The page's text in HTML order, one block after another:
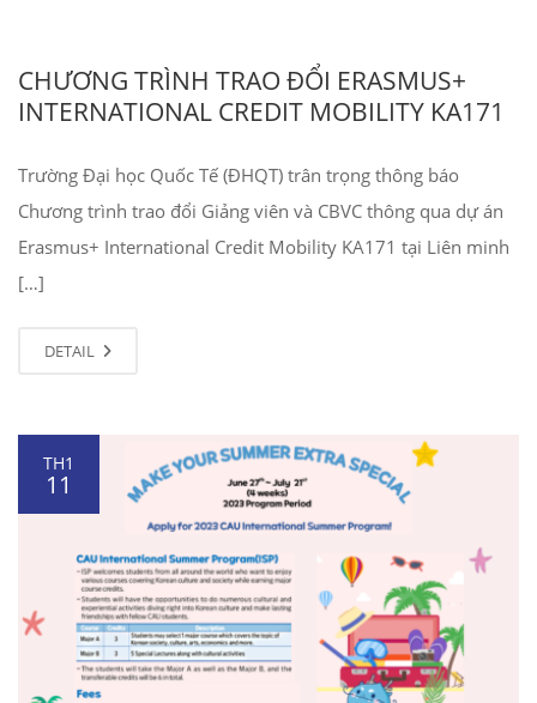
CHƯƠNG TRÌNH TRAO ĐỔI ERASMUS+
INTERNATIONAL CREDIT MOBILITY KA171
Trường Đại học Quốc Tế (ĐHQT) trân trọng thông báo
Chương trình trao đổi Giảng viên và CBVC thông qua dự án
Erasmus+ International Credit Mobility KA171 tại Liên minh
[…]
DETAIL
TH1
11